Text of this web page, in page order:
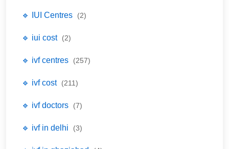
🔹 IUI Centres (2)
🔹 iui cost (2)
🔹 ivf centres (257)
🔹 ivf cost (211)
🔹 ivf doctors (7)
🔹 ivf in delhi (3)